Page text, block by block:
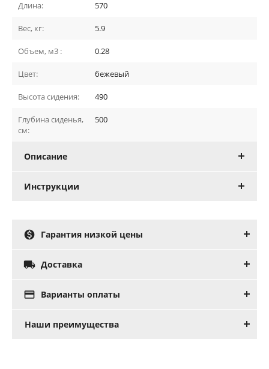
Длина: 570
Вес, кг: 5.9
Объем, м3 : 0.28
Цвет: бежевый
Высота сидения: 490
Глубина сиденья,
см:
500
Описание
Инструкции
 Гарантия низкой цены
 Доставка
 Варианты оплаты
Наши преимущества